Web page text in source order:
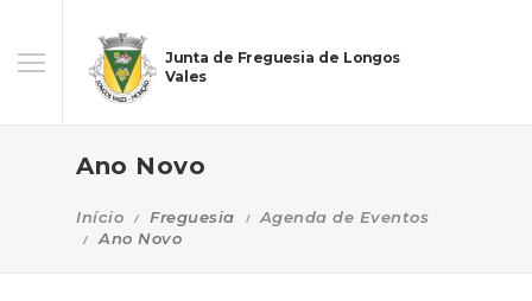
Junta de Freguesia de Longos
Vales
Ano Novo
Início Freguesia
Agenda de Eventos
Ano Novo